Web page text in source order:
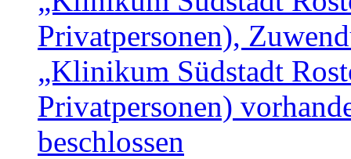
Privatpersonen),
„Klinikum Südstadt
Privatpersonen)
beschlossen